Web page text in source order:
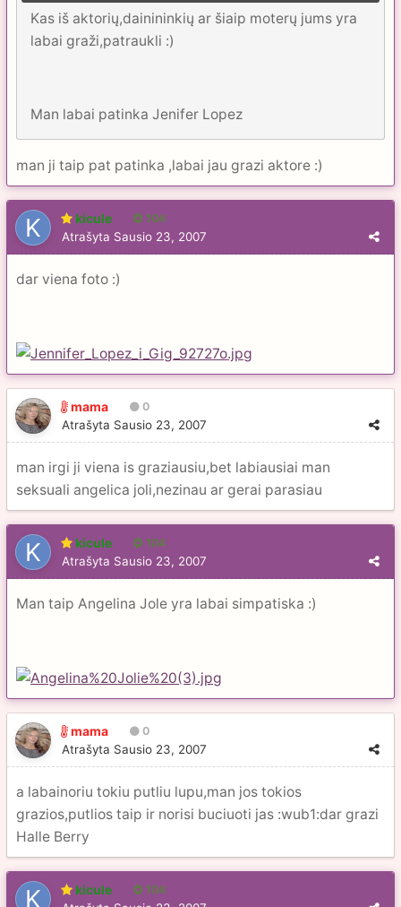
Kas iš aktorių,dainininkių ar šiaip moterų jums yra
labai graži,patraukli :)
Man labai patinka Jenifer Lopez
man ji taip pat patinka ,labai jau grazi aktore :)
kicule 104
Atrašyta Sausio 23, 2007
dar viena foto :)
mama 0
Atrašyta Sausio 23, 2007
man irgi ji viena is graziausiu,bet labiausiai man
seksuali angelica joli,nezinau ar gerai parasiau
kicule 104
Atrašyta Sausio 23, 2007
Man taip Angelina Jole yra labai simpatiska :)
mama 0
Atrašyta Sausio 23, 2007
a labainoriu tokiu putliu lupu,man jos tokios
grazios,putlios taip ir norisi buciuoti jas :wub1:dar grazi
Halle Berry
kicule 104